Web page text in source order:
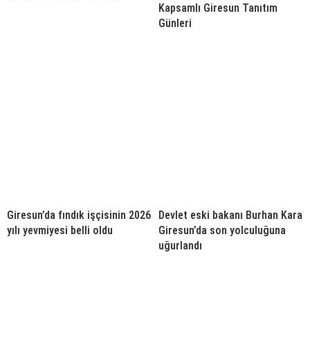
Kapsamlı Giresun Tanıtım
Günleri
Giresun’da fındık işçisinin 2026
yılı yevmiyesi belli oldu
Devlet eski bakanı Burhan Kara
Giresun’da son yolculuğuna
uğurlandı